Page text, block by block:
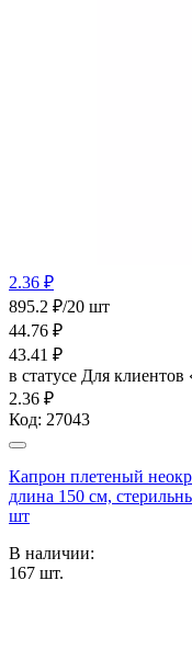
2.36 ₽
895.2 ₽/20 шт
44.76 ₽
43.41 ₽
в статусе Для клиентов
2.36 ₽
Код: 27043
Капрон плетеный
длина 150 см,
шт
В наличии:
167 шт.